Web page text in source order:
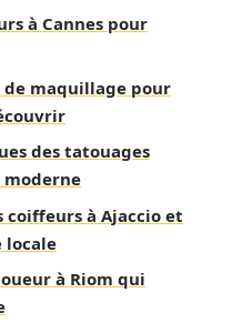
à Cannes pour
de maquillage pour
des tatouages
moderne
coiffeurs à Ajaccio et
locale
à Riom qui